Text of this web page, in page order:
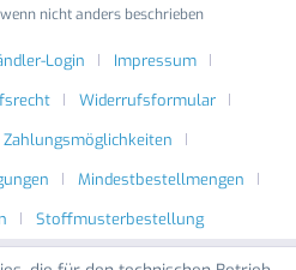
nicht anders beschrieben
Login
Impressum
Widerrufsformular
Zahlungsmöglichkeiten
Mindestbestellmengen
Stoffmusterbestellung